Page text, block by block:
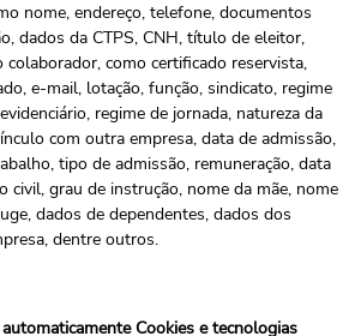
nome, endereço, telefone, documentos
dados da CTPS, CNH, título de eleitor,
como certificado reservista,
e-mail, lotação, função, sindicato, regime
regime de jornada, natureza da
com outra empresa, data de admissão,
tipo de admissão, remuneração, data
civil, grau de instrução, nome da mãe, nome
dados de dependentes, dados dos
dentre outros.
Cookies e tecnologias